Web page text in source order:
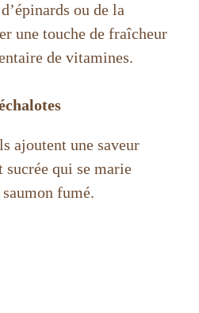
ou de la
une touche de fraîcheur
de vitamines.
ajoutent une saveur
qui se marie
fumé.